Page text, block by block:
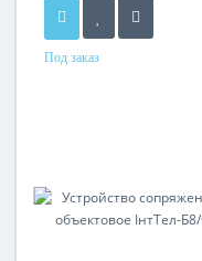
Под заказ